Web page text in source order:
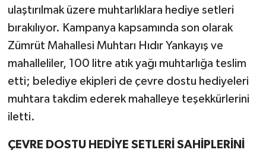
ulaştırılmak üzere muhtarlıklara hediye setleri
bırakılıyor. Kampanya kapsamında son olarak
Zümrüt Mahallesi Muhtarı Hıdır Yankayış ve
mahalleliler, 100 litre atık yağı muhtarlığa teslim
etti; belediye ekipleri de çevre dostu hediyeleri
muhtara takdim ederek mahalleye teşekkürlerini
iletti.
ÇEVRE DOSTU HEDİYE SETLERİ SAHİPLERİNİ